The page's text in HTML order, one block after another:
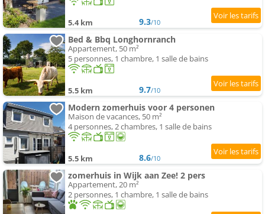
5.4 km 9.3/10
Bed & Bbq Longhornranch
Appartement, 50 m²
5 personnes, 1 chambre, 1 salle de bains
5.5 km 9.7/10
Modern zomerhuis voor 4 personen
Maison de vacances, 50 m²
4 personnes, 2 chambres, 1 salle de bains
5.5 km 8.6/10
zomerhuis in Wijk aan Zee! 2 pers
Appartement, 20 m²
2 personnes, 1 chambre, 1 salle de bains